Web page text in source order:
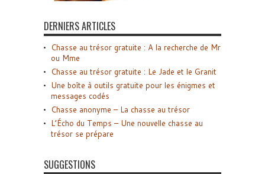
DERNIERS ARTICLES
Chasse au trésor gratuite : A la recherche de Mr
ou Mme
Chasse au trésor gratuite : Le Jade et le Granit
Une boîte à outils gratuite pour les énigmes et
messages codés
Chasse anonyme – La chasse au trésor
L’Écho du Temps – Une nouvelle chasse au
trésor se prépare
SUGGESTIONS